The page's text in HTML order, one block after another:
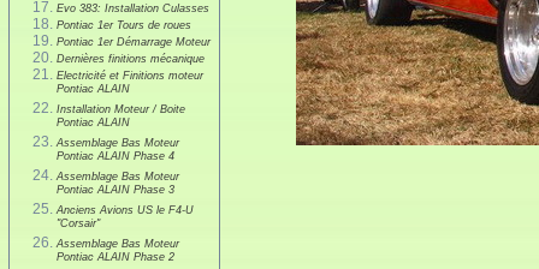
Evo 383: Installation Culasses
Pontiac 1er Tours de roues
Pontiac 1er Démarrage Moteur
Dernières finitions mécanique
Electricité et Finitions moteur
Pontiac ALAIN
Installation Moteur / Boite
Pontiac ALAIN
Assemblage Bas Moteur
Pontiac ALAIN Phase 4
Assemblage Bas Moteur
Pontiac ALAIN Phase 3
Anciens Avions US le F4-U
"Corsair"
Assemblage Bas Moteur
Pontiac ALAIN Phase 2